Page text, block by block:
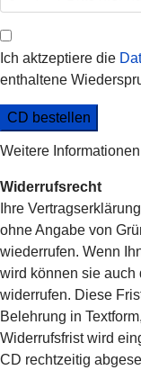
Ich aktzeptiere die
enthaltene
CD bestellen
Weitere Informationen
Widerrufsrecht
Ihre
ohne Angabe von
wiederrufen. Wenn
wird können sie auch
widerrufen. Diese
Belehrung in
Widerrufsfrist wird
CD rechtzeitig